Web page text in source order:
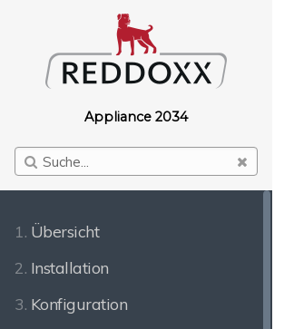
Appliance 2034
1. Übersicht
2. Installation
3. Konfiguration